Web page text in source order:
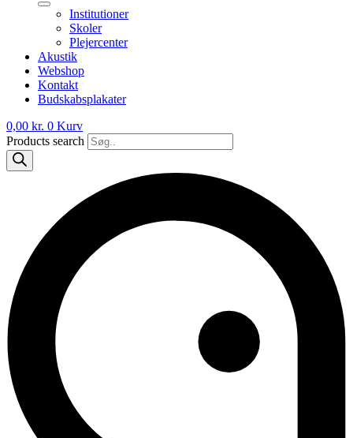
Institutioner
Skoler
Plejercenter
Akustik
Webshop
Kontakt
Budskabsplakater
0,00 kr. 0 Kurv
Products search